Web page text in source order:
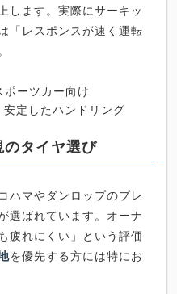
します。実際にサーキッ
「レスポンスが速く運転
ーツカー向け
定したハンドリング
タイヤ選び
ハマやダンロップのプレ
選ばれています。オーナ
疲れにくい」という評価
を優先する方には特にお